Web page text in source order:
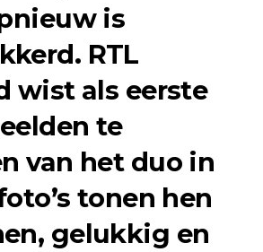
is
RTL
wist als eerste
te
van het duo in
tonen hen
gelukkig en